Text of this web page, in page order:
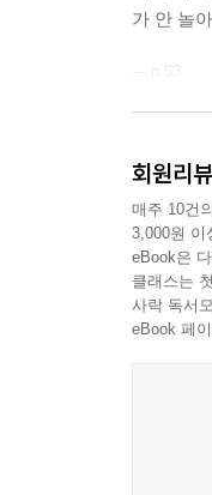
가 안 놀
--- p.53
오는 사
다. 아빠
‘아빠는
아이에겐
이 책은
모르는
회원리뷰
매주 10건
3,000원 이
eBook은
클래스는
사락 독서
eBook 페